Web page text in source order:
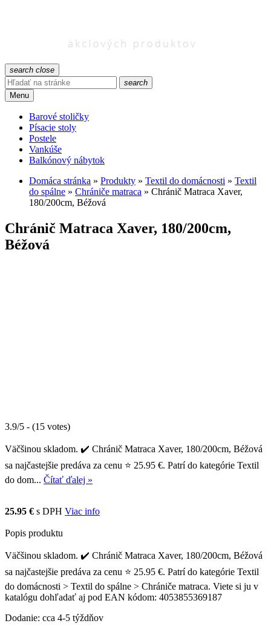
search close
search
Menu
Barové stoličky
Písacie stoly
Postele
Vankúše
Balkónový nábytok
Domáca stránka » Produkty » Textil do domácnosti » Textil
do spálne » Chrániče matraca » Chránič Matraca Xaver,
180/200cm, Béžová
Chránič Matraca Xaver, 180/200cm,
Béžová
3.9/5 - (15 votes)
Väčšinou skladom. ✔️ Chránič Matraca Xaver, 180/200cm, Béžová
sa najčastejšie predáva za cenu ⭐ 25.95 €. Patrí do kategórie Textil
do dom... Čítať ďalej »
25.95 € s DPH Viac info
Popis produktu
Väčšinou skladom. ✔️ Chránič Matraca Xaver, 180/200cm, Béžová
sa najčastejšie predáva za cenu ⭐ 25.95 €. Patrí do kategórie Textil
do domácnosti > Textil do spálne > Chrániče matraca. Viete si ju v
katalógu dohľadať aj pod EAN kódom: 4053855369187
Dodanie: cca 4-5 týždňov